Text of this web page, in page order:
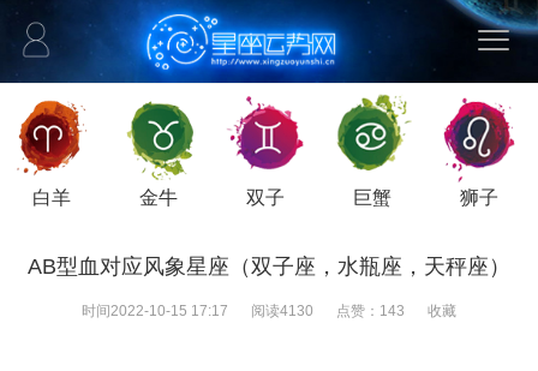
白羊 金牛 双子 巨蟹 狮子
AB型血对应风象星座（双子座，水瓶座，天秤座）
时间2022-10-15 17:17 阅读4130 点赞： 143 收藏